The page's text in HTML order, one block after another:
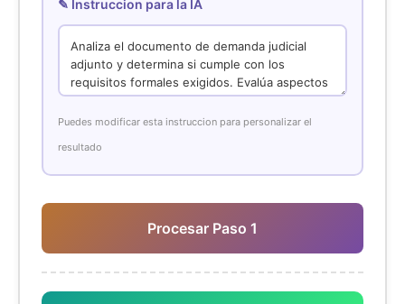
✎ Instruccion para la IA
Puedes modificar esta instruccion para personalizar el
resultado
Procesar Paso 1